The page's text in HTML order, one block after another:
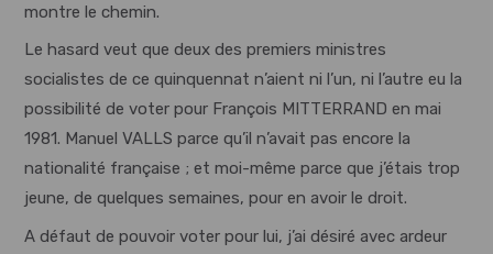
montre le chemin.
Le hasard veut que deux des premiers ministres
socialistes de ce quinquennat n’aient ni l’un, ni l’autre eu la
possibilité de voter pour François MITTERRAND en mai
1981. Manuel VALLS parce qu’il n’avait pas encore la
nationalité française ; et moi-même parce que j’étais trop
jeune, de quelques semaines, pour en avoir le droit.
A défaut de pouvoir voter pour lui, j’ai désiré avec ardeur